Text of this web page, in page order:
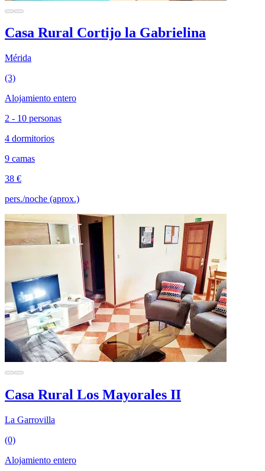
Casa Rural Cortijo la Gabrielina
Mérida
(3)
Alojamiento entero
2 - 10 personas
4 dormitorios
9 camas
38 €
pers./noche (aprox.)
Casa Rural Los Mayorales II
La Garrovilla
(0)
Alojamiento entero